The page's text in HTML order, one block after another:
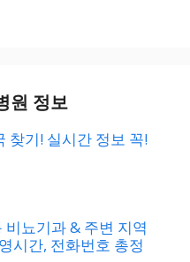
원 정보
찾기! 실시간 정보 꼭!
비뇨기과 & 주변 지역
시간, 전화번호 총정